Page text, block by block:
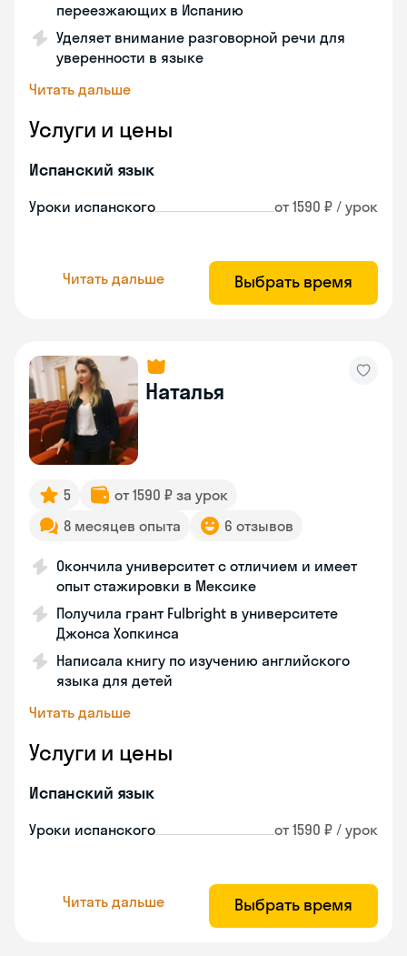
переезжающих в Испанию
Уделяет внимание разговорной речи для
уверенности в языке
Читать дальше
Услуги и цены
Испанский язык
Уроки испанского от 1590 ₽ / урок
Читать дальше Выбрать время
Наталья
5
от 1590 ₽ за урок
8 месяцев опыта
6 отзывов
Окончила университет с отличием и имеет
опыт стажировки в Мексике
Получила грант Fulbright в университете
Джонса Хопкинса
Написала книгу по изучению английского
языка для детей
Читать дальше
Услуги и цены
Испанский язык
Уроки испанского от 1590 ₽ / урок
Читать дальше Выбрать время